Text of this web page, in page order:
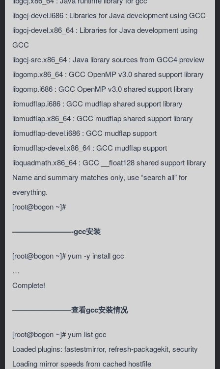
libgcj-devel.i686 : Libraries for Java development using GCC
libgcj-devel.x86_64 : Libraries for Java development using
GCC
libgcj-src.x86_64 : Java library sources from GCC4 preview
libgomp.x86_64 : GCC OpenMP v3.0 shared support library
libgomp.i686 : GCC OpenMP v3.0 shared support library
libmudflap.i686 : GCC mudflap shared support library
libmudflap.x86_64 : GCC mudflap shared support library
libmudflap-devel.i686 : GCC mudflap support
libmudflap-devel.x86_64 : GCC mudflap support
libquadmath.x86_64 : GCC __float128 shared support library
Name and summary matches only, use “search all” for
everything.
[root@bogon ~]#
————————-gcc安装
[root@bogon ~]# yum -y install gcc
…
Complete!
————————查看gcc安装情况
[root@bogon ~]# yum list gcc
Loaded plugins: fastestmirror, refresh-packagekit, security
Loading mirror speeds from cached hostfile